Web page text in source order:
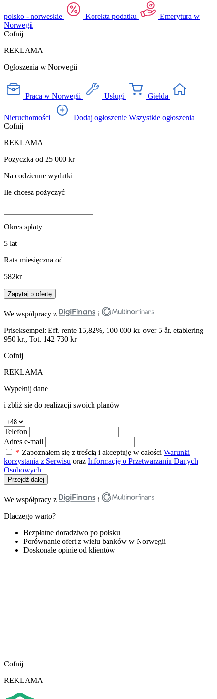
polsko - norweskie Korekta podatku
Emerytura w
Norwegii
Cofnij
REKLAMA
Ogłoszenia w Norwegii
Praca w Norwegii Usługi Giełda
Nieruchomości Dodaj ogłoszenie Wszystkie ogłoszenia
Cofnij
REKLAMA
Pożyczka od 25 000 kr
Na codzienne wydatki
Ile chcesz pożyczyć
Okres spłaty
5 lat
Rata miesięczna od
582kr
Zapytaj o ofertę
We współpracy z
i
Priseksempel: Eff. rente 15,82%, 100 000 kr. over 5 år, etablering
950 kr., Tot. 142 730 kr.
Cofnij
REKLAMA
Wypełnij dane
i zbliż się do realizacji swoich planów
Telefon
Adres e-mail
* Zapoznałem się z treścią i akceptuję w całości Warunki
korzystania z Serwisu oraz Informację o Przetwarzaniu Danych
Osobowych.
Przejdź dalej
We współpracy z
i
Dlaczego warto?
Bezpłatne doradztwo po polsku
Porównanie ofert z wielu banków w Norwegii
Doskonałe opinie od klientów
Cofnij
REKLAMA